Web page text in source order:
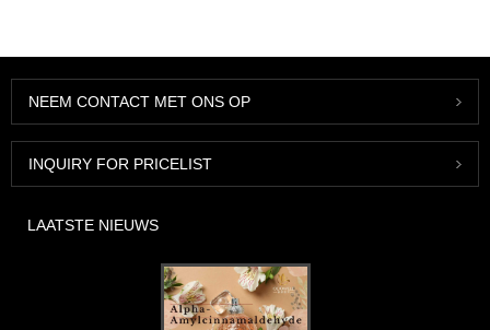
NEEM CONTACT MET ONS OP
INQUIRY FOR PRICELIST
LAATSTE NIEUWS